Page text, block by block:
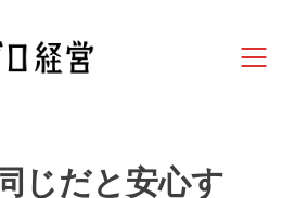
じだと安心す